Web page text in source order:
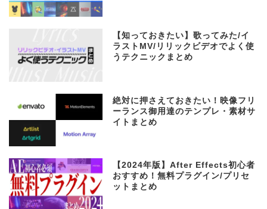
【知っておきたい】歌ってみた/イ
ラストMV/リリックビデオでよく使
うテクニックまとめ
絶対に押さえておきたい！映像フリ
ーランス御用達のテンプレ・素材サ
イトまとめ
【2024年版】After Effects初心者
おすすめ！無料プラグイン/プリセ
ットまとめ